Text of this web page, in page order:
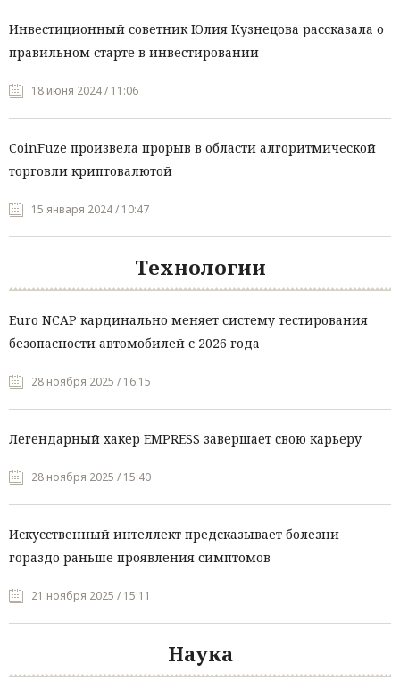
Инвестиционный советник Юлия Кузнецова рассказала о
правильном старте в инвестировании
18 июня 2024 / 11:06
CoinFuze произвела прорыв в области алгоритмической
торговли криптовалютой
15 января 2024 / 10:47
Технологии
Euro NCAP кардинально меняет систему тестирования
безопасности автомобилей с 2026 года
28 ноября 2025 / 16:15
Легендарный хакер EMPRESS завершает свою карьеру
28 ноября 2025 / 15:40
Искусственный интеллект предсказывает болезни
гораздо раньше проявления симптомов
21 ноября 2025 / 15:11
Наука